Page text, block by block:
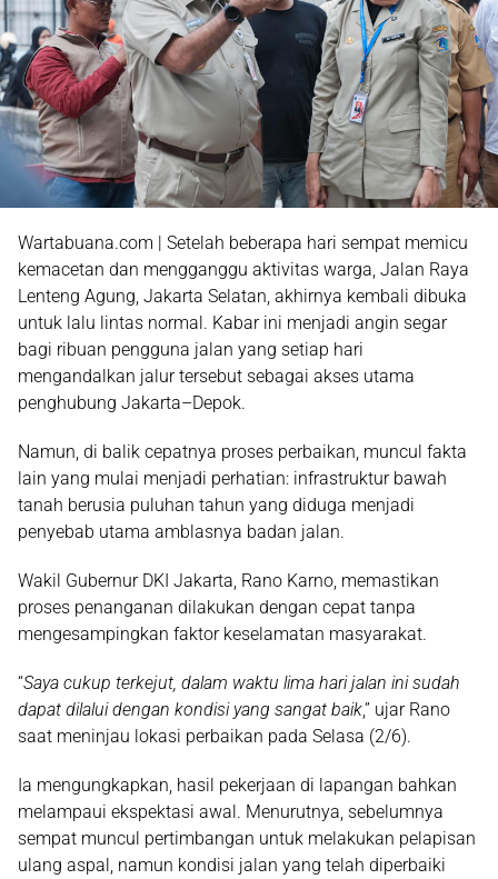
Wartabuana.com | Setelah beberapa hari sempat memicu
kemacetan dan mengganggu aktivitas warga, Jalan Raya
Lenteng Agung, Jakarta Selatan, akhirnya kembali dibuka
untuk lalu lintas normal. Kabar ini menjadi angin segar
bagi ribuan pengguna jalan yang setiap hari
mengandalkan jalur tersebut sebagai akses utama
penghubung Jakarta–Depok.
Namun, di balik cepatnya proses perbaikan, muncul fakta
lain yang mulai menjadi perhatian: infrastruktur bawah
tanah berusia puluhan tahun yang diduga menjadi
penyebab utama amblasnya badan jalan.
Wakil Gubernur DKI Jakarta, Rano Karno, memastikan
proses penanganan dilakukan dengan cepat tanpa
mengesampingkan faktor keselamatan masyarakat.
“Saya cukup terkejut, dalam waktu lima hari jalan ini sudah
dapat dilalui dengan kondisi yang sangat baik,” ujar Rano
saat meninjau lokasi perbaikan pada Selasa (2/6).
Ia mengungkapkan, hasil pekerjaan di lapangan bahkan
melampaui ekspektasi awal. Menurutnya, sebelumnya
sempat muncul pertimbangan untuk melakukan pelapisan
ulang aspal, namun kondisi jalan yang telah diperbaiki